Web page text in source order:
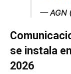
— AGN
se instala
2026